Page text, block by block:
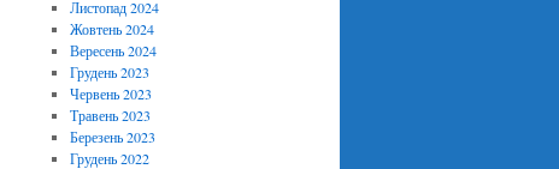
Листопад 2024
Жовтень 2024
Вересень 2024
Грудень 2023
Червень 2023
Травень 2023
Березень 2023
Грудень 2022